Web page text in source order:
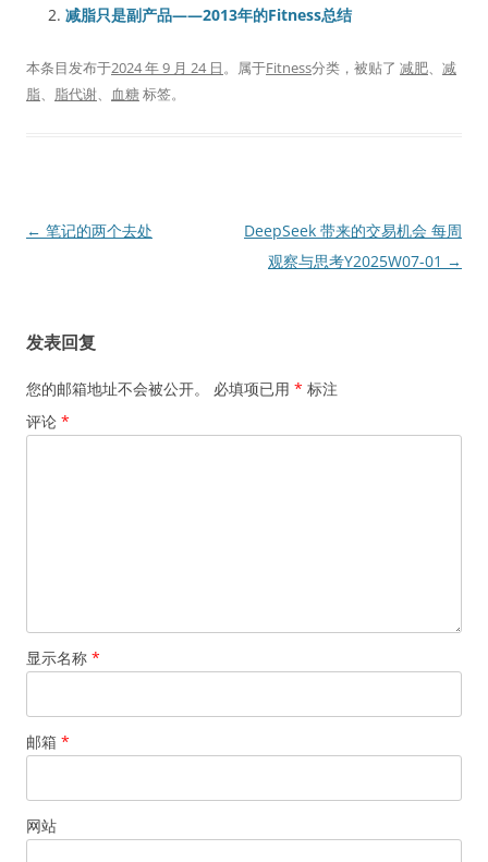
减脂只是副产品——2013年的Fitness总结
本条目发布于2024 年 9 月 24 日。属于Fitness分类，被贴了 减肥、 减
脂、 脂代谢、 血糖标签。
文
← 笔记的两个去处
DeepSeek 带来的交易机会 每周
观察与思考Y2025W07-01 →
发表回复
您的邮箱地址不会被公开。 必填项已用 * 标注
评论 *
显示名称 *
邮箱 *
网站